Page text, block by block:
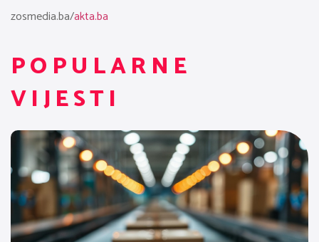
zosmedia.ba/akta.ba
POPULARNE
VIJESTI